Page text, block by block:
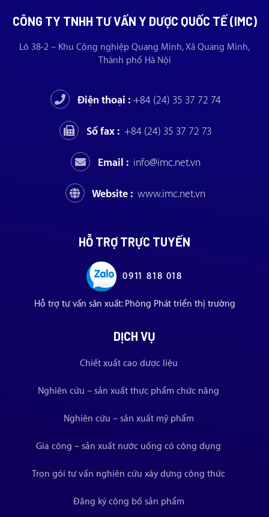
CÔNG TY TNHH TƯ VẤN Y DƯỢC QUỐC TẾ (IMC)
Lô 38-2 – Khu Công nghiệp Quang Minh, Xã Quang Minh,
Thành phố Hà Nội
Điện thoại : +84 (24) 35 37 72 74
Số fax : +84 (24) 35 37 72 73
Email : info@imc.net.vn
Website : www.imc.net.vn
HỖ TRỢ TRỰC TUYẾN
0911 818 018
Hỗ trợ tư vấn sản xuất: Phòng Phát triển thị trường
DỊCH VỤ
Chiết xuất cao dược liệu
Nghiên cứu – sản xuất thực phẩm chức năng
Nghiên cứu – sản xuất mỹ phẩm
Gia công – sản xuất nước uống có công dụng
Trọn gói tư vấn nghiên cứu xây dựng công thức
Đăng ký công bố sản phẩm